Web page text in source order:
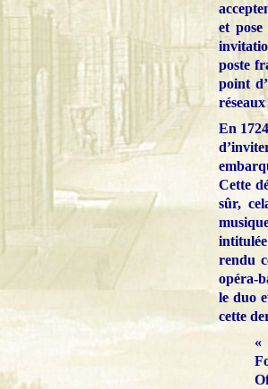
et
poste
point
En
Cette
sûr,
intitulée
rendu
opéra-
le duo
cette
«